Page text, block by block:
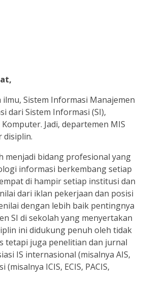
Sistem Informasi Manajemen
dari Sistem Informasi (SI),
Jadi, departemen MIS
disiplin.
menjadi bidang profesional yang
informasi berkembang setiap
di hampir setiap institusi dan
dari iklan pekerjaan dan posisi
dengan lebih baik pentingnya
SI di sekolah yang menyertakan
ini didukung penuh oleh tidak
tetapi juga penelitian dan jurnal
IS internasional (misalnya AIS,
ICIS, ECIS, PACIS,